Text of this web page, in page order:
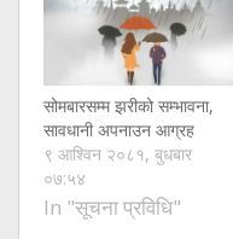
सोमबारसम्म झरीको सम्भावना,
सावधानी अपनाउन आग्रह
९ आश्विन २०८१, बुधबार
०७:५४
In "सूचना प्रविधि"